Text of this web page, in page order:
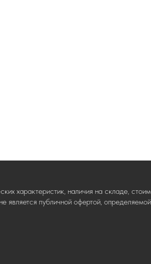
характеристик, наличия на складе,
является публичной офертой,